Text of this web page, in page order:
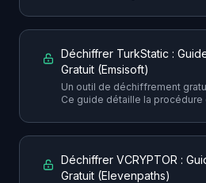
toutes les précautions
Déchiffrer TurkStatic :
Gratuit (Emsisoft)
Un outil de déchiffrement
Ce guide détaille la
toutes les précautions
Déchiffrer VCRYPTOR :
Gratuit (Elevenpaths)